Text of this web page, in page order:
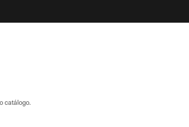
catálogo.